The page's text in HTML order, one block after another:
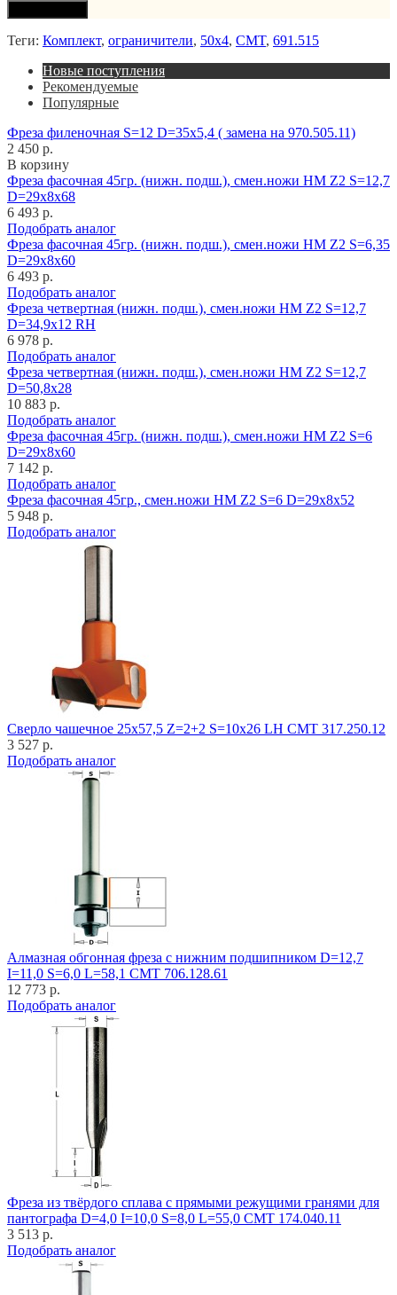
Теги: Комплект, ограничители, 50x4, CMT, 691.515
Новые поступления
Рекомендуемые
Популярные
Фреза филеночная S=12 D=35x5,4 ( замена на 970.505.11)
2 450 р.
В корзину
Фреза фасочная 45гр. (нижн. подш.), смен.ножи HM Z2 S=12,7
D=29x8x68
6 493 р.
Подобрать аналог
Фреза фасочная 45гр. (нижн. подш.), смен.ножи HM Z2 S=6,35
D=29x8x60
6 493 р.
Подобрать аналог
Фреза четвертная (нижн. подш.), смен.ножи HM Z2 S=12,7
D=34,9x12 RH
6 978 р.
Подобрать аналог
Фреза четвертная (нижн. подш.), смен.ножи HM Z2 S=12,7
D=50,8x28
10 883 р.
Подобрать аналог
Фреза фасочная 45гр. (нижн. подш.), смен.ножи HM Z2 S=6
D=29x8x60
7 142 р.
Подобрать аналог
Фреза фасочная 45гр., смен.ножи HM Z2 S=6 D=29x8x52
5 948 р.
Подобрать аналог
Cверло чашечное 25x57,5 Z=2+2 S=10x26 LH CMT 317.250.12
3 527 р.
Подобрать аналог
Алмазная обгонная фреза с нижним подшипником D=12,7
I=11,0 S=6,0 L=58,1 CMT 706.128.61
12 773 р.
Подобрать аналог
Фреза из твёрдого сплава с прямыми режущими гранями для
пантографа D=4,0 I=10,0 S=8,0 L=55,0 CMT 174.040.11
3 513 р.
Подобрать аналог